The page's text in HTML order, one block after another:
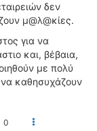
δεν
μ@λ@κίες.
για να
και, βέβαια,
με πολύ
καθησυχάζουν
0